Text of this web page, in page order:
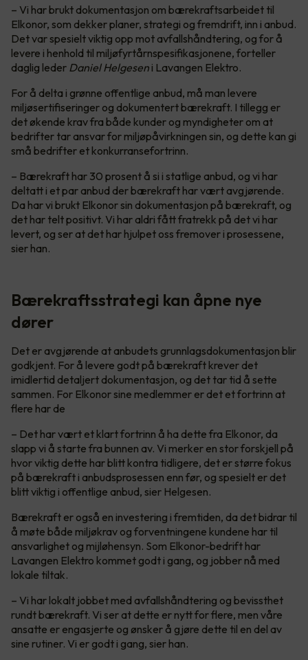
– Vi har brukt dokumentasjon om bærekraftsarbeidet til
Elkonor, som dekker planer, strategi og fremdrift, inn i anbud.
Det var spesielt viktig opp mot avfallshåndtering, og for å
levere i henhold til miljøfyrtårnspesifikasjonene, forteller
daglig leder Daniel Helgesen i Lavangen Elektro.
For å delta i grønne offentlige anbud, må man levere
miljøsertifiseringer og dokumentert bærekraft. I tillegg er
det økende krav fra både kunder og myndigheter om at
bedrifter tar ansvar for miljøpåvirkningen sin, og dette kan gi
små bedrifter et konkurransefortrinn.
– Bærekraft har 30 prosent å si i statlige anbud, og vi har
deltatt i et par anbud der bærekraft har vært avgjørende.
Da har vi brukt Elkonor sin dokumentasjon på bærekraft, og
det har telt positivt. Vi har aldri fått fratrekk på det vi har
levert, og ser at det har hjulpet oss fremover i prosessene,
sier han.
Bærekraftsstrategi kan åpne nye
dører
Det er avgjørende at anbudets grunnlagsdokumentasjon blir
godkjent. For å levere godt på bærekraft krever det
imidlertid detaljert dokumentasjon, og det tar tid å sette
sammen. For Elkonor sine medlemmer er det et fortrinn at
flere har de
– Det har vært et klart fortrinn å ha dette fra Elkonor, da
slapp vi å starte fra bunnen av. Vi merker en stor forskjell på
hvor viktig dette har blitt kontra tidligere, det er større fokus
på bærekraft i anbudsprosessen enn før, og spesielt er det
blitt viktig i offentlige anbud, sier Helgesen.
Bærekraft er også en investering i fremtiden, da det bidrar til
å møte både miljøkrav og forventningene kundene har til
ansvarlighet og mijløhensyn. Som Elkonor-bedrift har
Lavangen Elektro kommet godt i gang, og jobber nå med
lokale tiltak.
– Vi har lokalt jobbet med avfallshåndtering og bevissthet
rundt bærekraft. Vi ser at dette er nytt for flere, men våre
ansatte er engasjerte og ønsker å gjøre dette til en del av
sine rutiner. Vi er godt i gang, sier han.